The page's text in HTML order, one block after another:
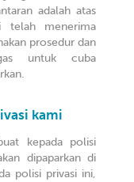
adalah atas
telah menerima
prosedur dan
untuk cuba
kami
kepada polisi
dipaparkan di
polisi privasi ini,